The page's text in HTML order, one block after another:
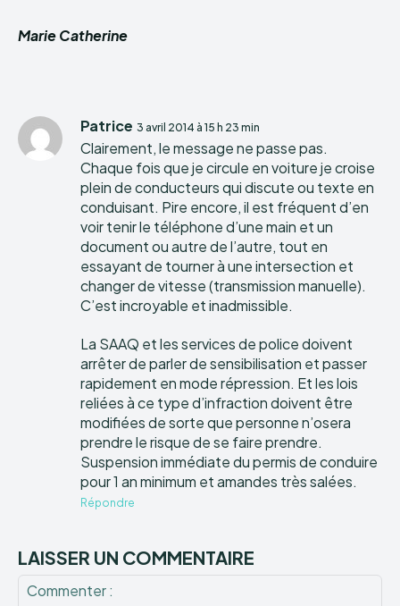
Marie Catherine
Patrice 3 avril 2014 à 15 h 23 min
Clairement, le message ne passe pas.
Chaque fois que je circule en voiture je croise
plein de conducteurs qui discute ou texte en
conduisant. Pire encore, il est fréquent d’en
voir tenir le téléphone d’une main et un
document ou autre de l’autre, tout en
essayant de tourner à une intersection et
changer de vitesse (transmission manuelle).
C’est incroyable et inadmissible.
La SAAQ et les services de police doivent
arrêter de parler de sensibilisation et passer
rapidement en mode répression. Et les lois
reliées à ce type d’infraction doivent être
modifiées de sorte que personne n’osera
prendre le risque de se faire prendre.
Suspension immédiate du permis de conduire
pour 1 an minimum et amandes très salées.
Répondre
LAISSER UN COMMENTAIRE